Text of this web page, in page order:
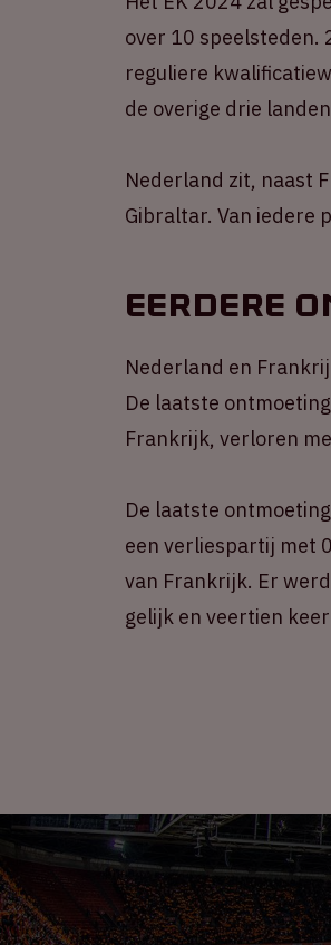
over 10 speelsteden.
reguliere
de overige drie
Nederland zit, naast
Gibraltar. Van iedere
Eerdere
Nederland en
De laatste
Frankrijk, verloren
De laatste
een verliespartij met
van Frankrijk. Er
gelijk en veertien